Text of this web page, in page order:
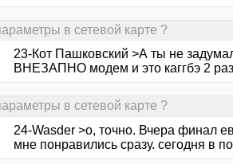
в сетевой карте ?
23-Кот Пашковский >А ты не
ВНЕЗАПНО модем и это каггбэ 2
в сетевой карте ?
24-Wasder >о, точно. Вчера финал
мне понравились сразу. сегодня в